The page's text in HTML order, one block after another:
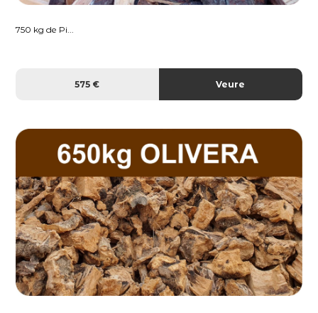
750 kg de Pi...
575 € Veure